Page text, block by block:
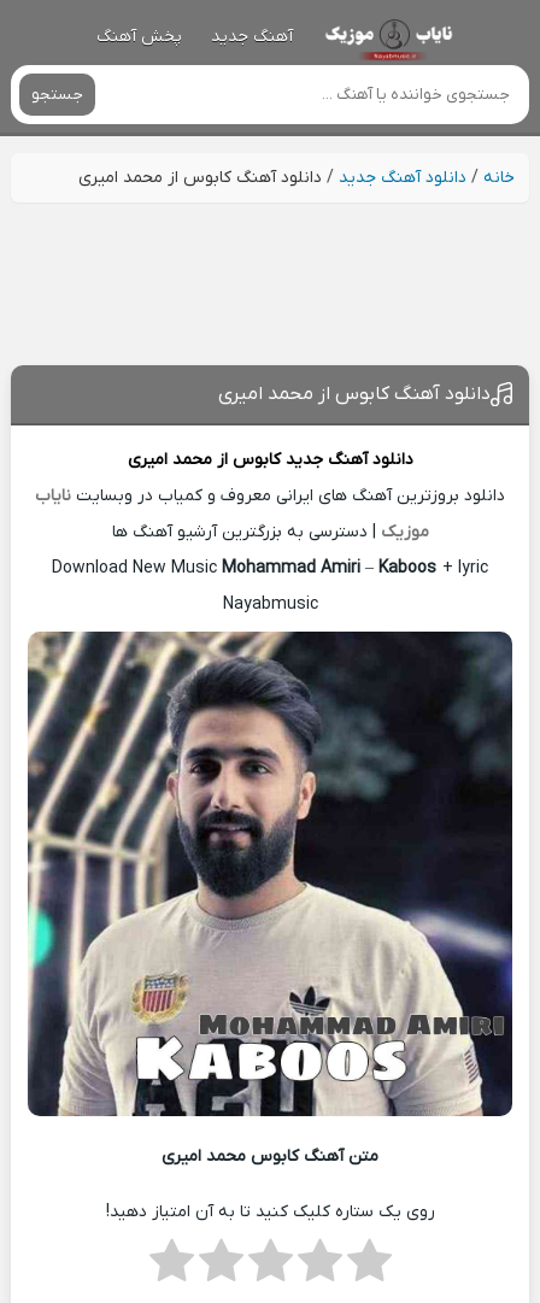
آهنگ جدید پخش آهنگ
جستجو
خانه/ دانلود آهنگ جدید / دانلود آهنگ کابوس از محمد امیری
دانلود آهنگ کابوس از محمد امیری
دانلود آهنگ جدیدکابوس ازمحمد امیری
دانلود بروزترین آهنگ های ایرانی معروف و کمیاب در وبسایت نایاب
موزیک | دسترسی به بزرگترین آرشیو آهنگ ها
Download New Music Mohammad Amiri – Kaboos + lyric
Nayabmusic
متن آهنگ کابوس محمد امیری
روی یک ستاره کلیک کنید تا به آن امتیاز دهید!